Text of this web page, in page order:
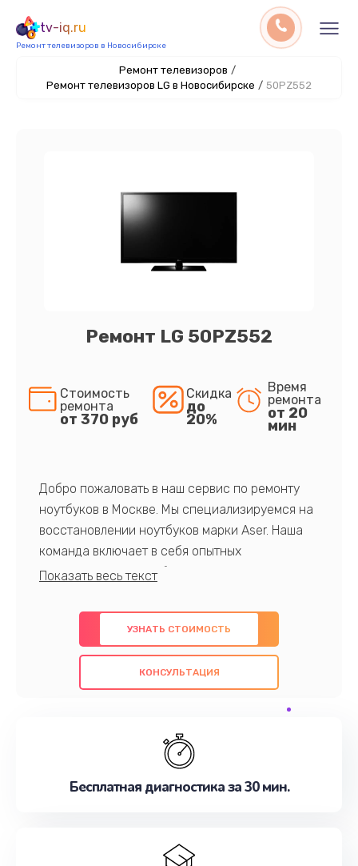
tv-iq.ru
Ремонт телевизоров в Новосибирске
Ремонт телевизоров /
Ремонт телевизоров LG в Новосибирске / 50PZ552
Ремонт LG 50PZ552
Стоимость
ремонта
от 370 руб
Скидка
до
20%
Время
ремонта
от 20
мин
Добро пожаловать в наш сервис по ремонту
ноутбуков в Москве. Мы специализируемся на
восстановлении ноутбуков марки Aser. Наша
команда включает в себя опытных
профессионалов с обширными знаниями и
предлагаем быстрый и качественный ремонт с
использованием оригинальных компонентов, а
также гарантируем качество всех
проведенных работ. Наша цель - предоставить
наилучшим образом. Не медлите записаться на
УЗНАТЬ СТОИМОСТЬ
КОНСУЛЬТАЦИЯ
Бесплатная диагностика за 30 мин.